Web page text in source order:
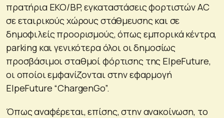
πρατήρια ΕΚΟ/BP, εγκαταστάσεις φορτιστών AC
σε εταιρικούς χώρους στάθμευσης και σε
δημοφιλείς προορισμούς, όπως εμπορικά κέντρα,
parking και γενικότερα όλοι οι δημοσίως
προσβάσιμοι σταθμοί φόρτισης της ElpeFuture,
οι οποίοι εμφανίζονται στην εφαρμογή
ElpeFuture “ChargenGo”.
Όπως αναφέρεται, επίσης, στην ανακοίνωση, το